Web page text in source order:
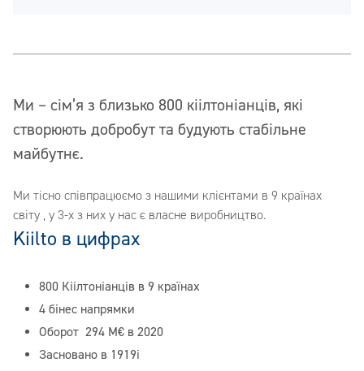
Ми – сім’я з близько 800 кіілтоніанців, які
створюють добробут та будують стабільне
майбутнє.
Ми тісно співпрацюємо з нашими клієнтами в 9 країнах
світу , у 3-х з них у нас є власне виробництво.
Kiilto в цифрах
800 Кіілтоніанців в 9 країнах
4 бінес напрямки
Оборот 294 M€ в 2020
Засновано в 1919і